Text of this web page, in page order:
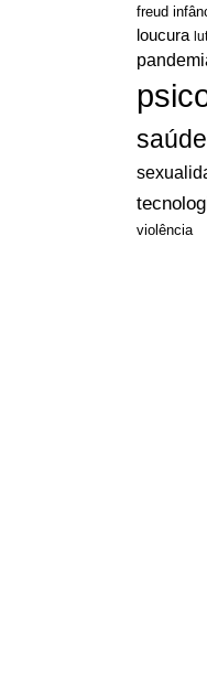
freud
loucura
saúde
violência